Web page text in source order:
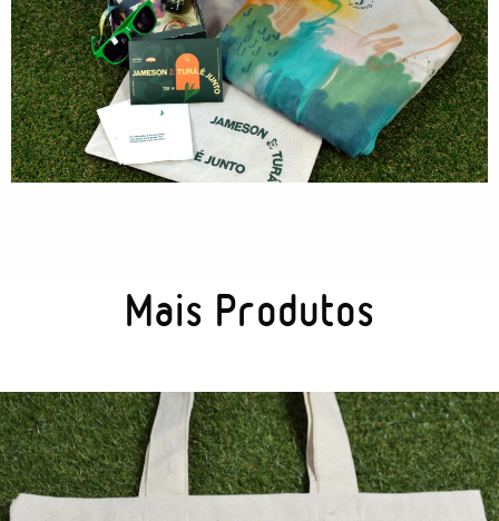
Carteiras
Tecnologia
Gráficos
Mais Produtos